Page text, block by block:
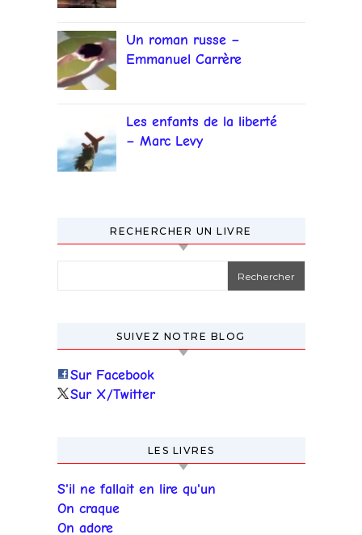
Un roman russe –
Emmanuel Carrère
Les enfants de la liberté
– Marc Levy
RECHERCHER UN LIVRE
SUIVEZ NOTRE BLOG
Sur Facebook
Sur X/Twitter
LES LIVRES
S'il ne fallait en lire qu'un
On craque
On adore